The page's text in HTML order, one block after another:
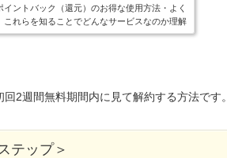
ントバック（還元）のお得な使用方法・よく
これらを知ることでどんなサービスなのか理解
とFODプレミアムFODプレ...
2週間無料期間内に見て解約する方法です。
テップ＞